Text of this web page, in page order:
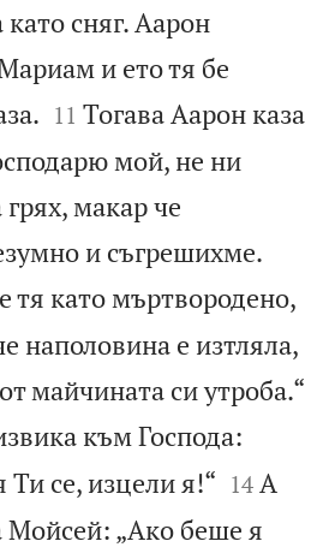
като сняг. Аарон
и ето тя бе


11 Тогава Аарон каза
мой, не ни
макар че
и съгрешихме.
тя като мъртвородено,
наполовина е изтляла,
майчината си утроба.“
към Господа:
Ти се, изцели я!“ 

14 А
Мойсей: „Ако беше я